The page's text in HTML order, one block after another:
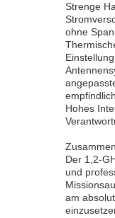
Strenge
ohne
Hohes
Der 1,2-
und
am